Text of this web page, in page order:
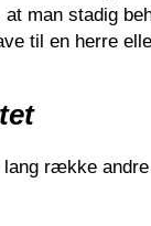
man stadig
til en herre
række